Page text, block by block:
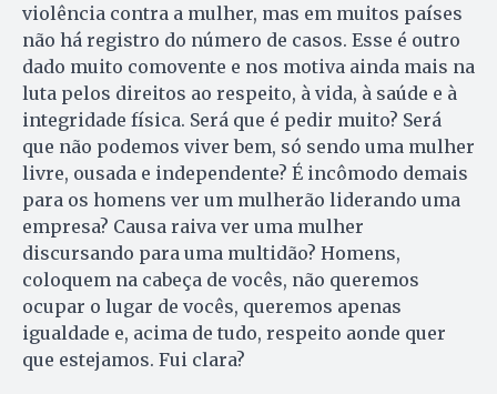
violência contra a mulher, mas em muitos países
não há registro do número de casos. Esse é outro
dado muito comovente e nos motiva ainda mais na
luta pelos direitos ao respeito, à vida, à saúde e à
integridade física. Será que é pedir muito? Será
que não podemos viver bem, só sendo uma mulher
livre, ousada e independente? É incômodo demais
para os homens ver um mulherão liderando uma
empresa? Causa raiva ver uma mulher
discursando para uma multidão? Homens,
coloquem na cabeça de vocês, não queremos
ocupar o lugar de vocês, queremos apenas
igualdade e, acima de tudo, respeito aonde quer
que estejamos. Fui clara?